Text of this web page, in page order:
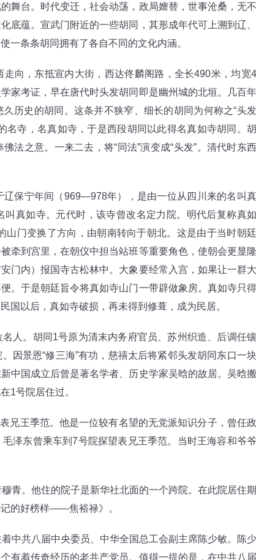
舞台。时代变迁，社会动荡，政局嬗替，世事沧桑，无不
底蕴。宣武门附近的一些胡同，其形成年代可上溯到辽、
一条条胡同拥有了各自不同的文化内涵。
，东抵宣内大街，西达佟麟阁路，全长490米，均宽4
家考证，早在唐代时头发胡同即是幽州城的北垣。几百年
历史的胡同。这条并不狭窄、细长的胡同为何称之“头发
名寺，名真如寺，于是西段胡同以此得名真如寺胡同。胡
法之意。一来二去，将“同法”演变成“头发”。清代时东西
保宁年间（969—978年），是由一位从四川来的名叫真
真如寺。元代时，该寺曾改名定力院。明代后复称真如
山门变换了方向，由朝南转向于朝北。这是由于当时朝廷
牵到宫里，在朝仪中担当站班等重要角色，使朝会更显隆
门内）报国寺古松林中。大象要经常入宫，如果让一群大
。于是朝廷旨令将真如寺山门一带辟做象房。真如寺只得
国以后，真如寺破损，再未得到修葺，成为民居。
。胡同1号原为清末内务府官员、苏州织造、后调任镶
因景恩“修三海”有功，慈禧太后将紧邻头发胡同东口一块
中国成立后曾是著名学者、历史学家吴晗的故居。吴晗搬
1号院居住过。
王季范。他是一位较有名望的无党派知识分子，曾任政
泽东曾乘车到7号院探望表兄王季范。当时王海容和爷爷
。他住的院子是新华社北面的一个跨院。在此院居住期
的好榜样——焦裕禄》。
共八届中央委员、中华全国总工会副主席陈少敏。陈少
有着传奇经历的老共产党员。值得一提的是，在中共八届